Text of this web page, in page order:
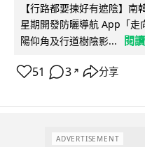
【行路都要揀好有遮陰】
星期開發防曬導航 App「走
陽仰角及行道樹陰影...
閱
51 3 ↗ 分享
ADVERTISEMENT